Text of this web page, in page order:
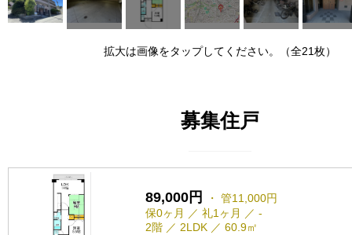
拡大は画像をタップしてください。（全21枚）
募集住戸
89,000円
・ 管11,000円
保0ヶ月 ／ 礼1ヶ月 ／ -
2階 ／ 2LDK ／ 60.9㎡